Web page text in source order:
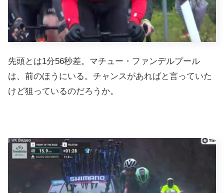
先頭とは1分56秒差。マチュー・ファンデルプール
は、前のほうにいる。チャンスがあればと言っていた
けど狙っているのだろうか。